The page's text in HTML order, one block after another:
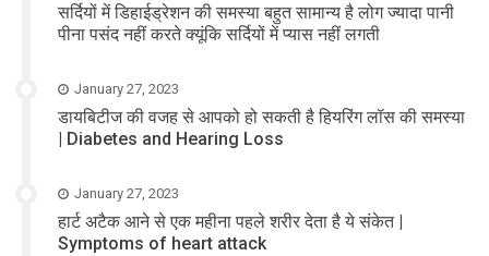
सर्दियों में डिहाईड्रेशन की समस्या बहुत सामान्य है लोग ज्यादा पानी
पीना पसंद नहीं करते क्यूंकि सर्दियों में प्यास नहीं लगती
January 27, 2023
डायबिटीज की वजह से आपको हो सकती है हियरिंग लॉस की समस्या
| Diabetes and Hearing Loss
January 27, 2023
हार्ट अटैक आने से एक महीना पहले शरीर देता है ये संकेत |
Symptoms of heart attack